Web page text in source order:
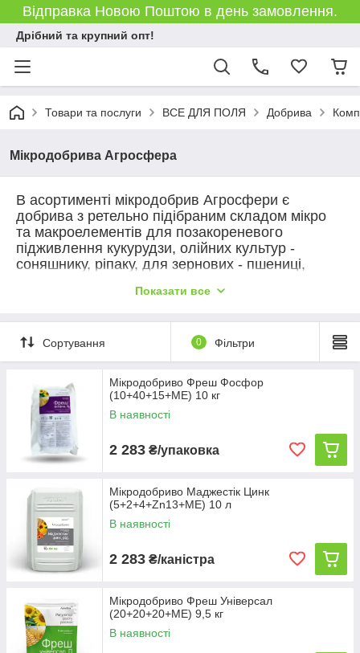
Відправка Новою Поштою в день замовлення.
Дрібний та крупний опт!
Товари та послуги ВСЕ ДЛЯ ПОЛЯ Добрива
Мікродобрива Агросфера
В асортименті мікродобрив Агросфери є
добрива з ретельно підібраним складом мікро
та макроелементів для позакореневого
підживлення кукурудзи, олійних культур -
соняшнику, ріпаку, для зернових - пшениці,
підвищеним вмістом калію для покращення
Показати все
Сортування 0 Фільтри
Мікродобриво Фреш Фосфор
(10+40+15+ME) 10 кг
В наявності
2 283 ₴/упаковка
Мікродобриво Маджестік Цинк
(5+2+4+Zn13+ME) 10 л
В наявності
2 283 ₴/каністра
Мікродобриво Фреш Універсал
(20+20+20+ME) 9,5 кг
В наявності